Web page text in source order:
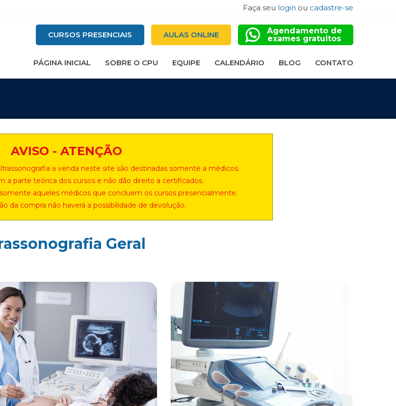
Faça seu login ou cadastre-se
CURSOS PRESENCIAIS AULAS ONLINE
Agendamento de
exames gratuitos
PÁGINA INICIAL SOBRE O CPU EQUIPE CALENDÁRIO BLOG CONTATO
AVISO - ATENÇÃO
a venda neste site são destinadas somente a médicos.
a parte teórica dos cursos e não dão direito a certificados.
aqueles médicos que concluem os cursos presencialmente.
da compra não haverá a possibilidade de devolução.
Geral